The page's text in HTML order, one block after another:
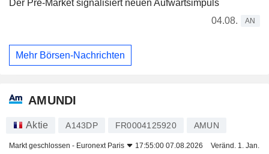
Der Pre-Market signalisiert neuen Aufwärtsimpuls
04.08.
AN
Mehr Börsen-Nachrichten
AMUNDI
Aktie A143DP FR0004125920 AMUN
Markt geschlossen - Euronext Paris 17:55:00 07.08.2026 Veränd. 1. Jan.